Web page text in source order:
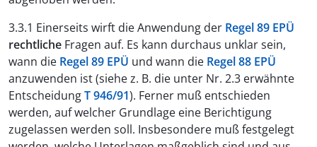
3.3.1 Einerseits wirft die Anwendung der Regel 89 EPÜ
rechtliche Fragen auf. Es kann durchaus unklar sein,
wann die Regel 89 EPÜ und wann die Regel 88 EPÜ
anzuwenden ist (siehe z. B. die unter Nr. 2.3 erwähnte
EntscheidungT 946/91). Ferner muß entschieden
werden, auf welcher Grundlage eine Berichtigung
zugelassen werden soll. Insbesondere muß festgelegt